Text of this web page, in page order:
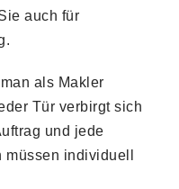
auch für
als Makler
Tür verbirgt sich
und jede
individuell